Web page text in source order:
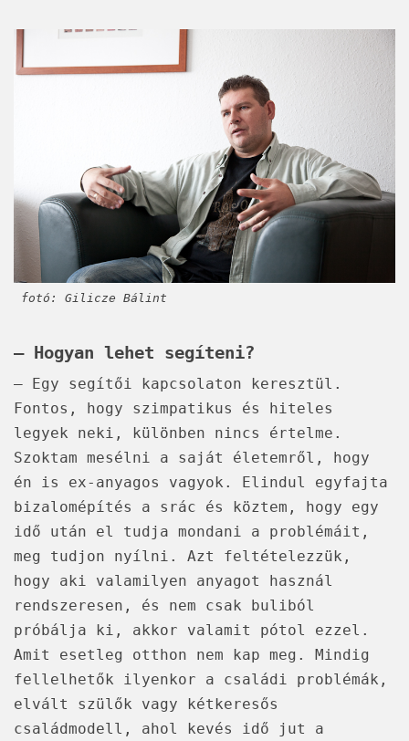
fotó: Gilicze Bálint
– Hogyan lehet segíteni?
– Egy segítői kapcsolaton keresztül.
Fontos, hogy szimpatikus és hiteles
legyek neki, különben nincs értelme.
Szoktam mesélni a saját életemről, hogy
én is ex-anyagos vagyok. Elindul egyfajta
bizalomépítés a srác és köztem, hogy egy
idő után el tudja mondani a problémáit,
meg tudjon nyílni. Azt feltételezzük,
hogy aki valamilyen anyagot használ
rendszeresen, és nem csak buliból
próbálja ki, akkor valamit pótol ezzel.
Amit esetleg otthon nem kap meg. Mindig
fellelhetők ilyenkor a családi problémák,
elvált szülők vagy kétkeresős
családmodell, ahol kevés idő jut a